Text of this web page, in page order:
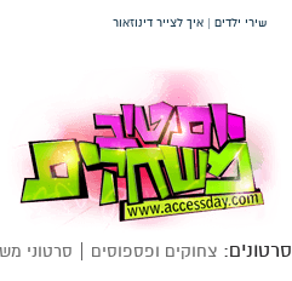
שירי ילדים | איך לצייר דינוזאור
סרטונים: צחוקים ופספוסים סרטוני